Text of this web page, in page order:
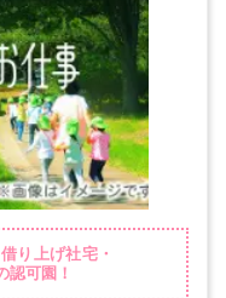
り上げ社宅・
可園！